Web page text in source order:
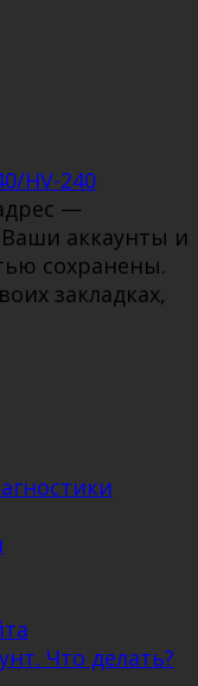
HV-240
—
аккаунты и
сохранены.
закладках,
Что делать?